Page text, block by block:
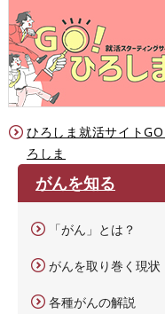
ひろしま就活サイト
ろしま
がんを知る
「がん」とは？
がんを取り巻く現状
各種がんの解説